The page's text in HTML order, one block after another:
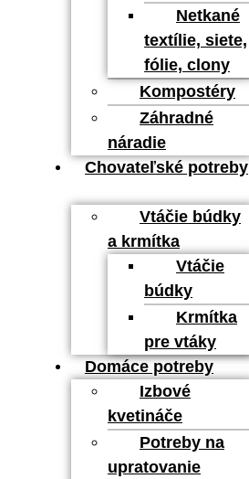
Netkané
textílie, siete,
fólie, clony
Kompostéry
Záhradné
náradie
Chovateľské potreby
Vtáčie búdky
a krmítka
Vtáčie
búdky
Krmítka
pre vtáky
Domáce potreby
Izbové
kvetináče
Potreby na
upratovanie